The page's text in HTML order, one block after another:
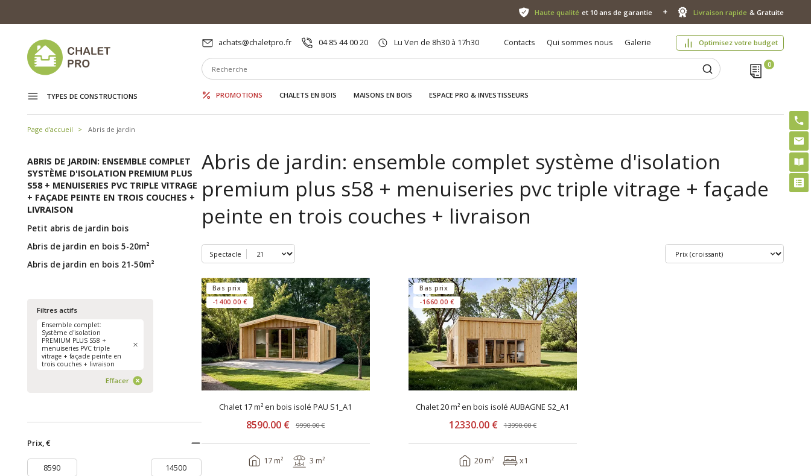
Haute qualité et 10 ans de garantie Livraison rapide & Gratuite
achats@chaletpro.fr 04 85 44 00 20 Lu Ven de 8h30 à 17h30 Contacts Qui sommes nous Galerie Optimisez votre budget
TYPES DE CONSTRUCTIONS PROMOTIONS CHALETS EN BOIS MAISONS EN BOIS ESPACE PRO & INVESTISSEURS
Page d'accueil Abris de jardin
ABRIS DE JARDIN: ENSEMBLE COMPLET
SYSTÈME D'ISOLATION PREMIUM PLUS
S58 + MENUISERIES PVC TRIPLE VITRAGE
+ FAÇADE PEINTE EN TROIS COUCHES +
LIVRAISON
Petit abris de jardin bois
Abris de jardin en bois 5-20m²
Abris de jardin en bois 21-50m²
Filtres actifs
Ensemble complet:
Système d'isolation
PREMIUM PLUS S58 +
menuiseries PVC triple
vitrage + façade peinte en
trois couches + livraison
Effacer
Prix, €
Abris de jardin: ensemble complet système d'isolation
premium plus s58 + menuiseries pvc triple vitrage + façade
peinte en trois couches + livraison
Spectacle
Bas prix
-1400.00 €
Chalet 17 m² en bois isolé PAU S1_A1
8590.00 € 9990.00 €
17 m² 3 m²
Bas prix
-1660.00 €
Chalet 20 m² en bois isolé AUBAGNE S2_A1
12330.00 € 13990.00 €
20 m² x1